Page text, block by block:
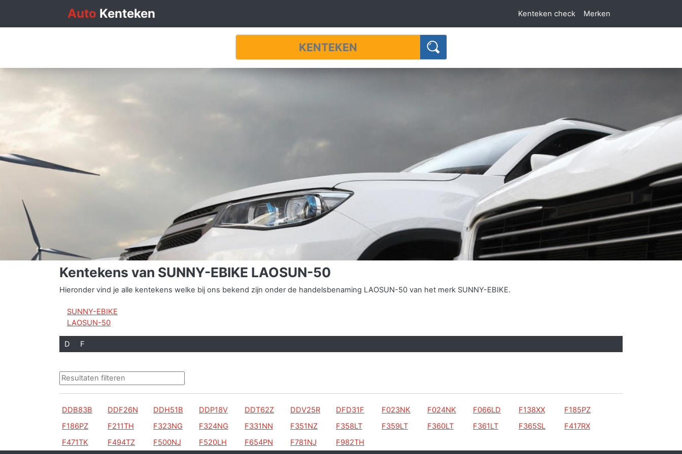
Auto Kenteken Kenteken check Merken
Kentekens van SUNNY-EBIKE LAOSUN-50
Hieronder vind je alle kentekens welke bij ons bekend zijn onder de handelsbenaming LAOSUN-50 van het merk SUNNY-EBIKE.
SUNNY-EBIKE
LAOSUN-50
D F
DDB83B DDF26N DDH51B DDP18V DDT62Z DDV25R DFD31F F023NK F024NK F066LD F138XX
F185PZ
F186PZ
F211TH F323NG F324NG F331NN F351NZ F358LT F359LT F360LT F361LT F365SL
F417RX
F471TK
F494TZ F500NJ F520LH F654PN F781NJ F982TH